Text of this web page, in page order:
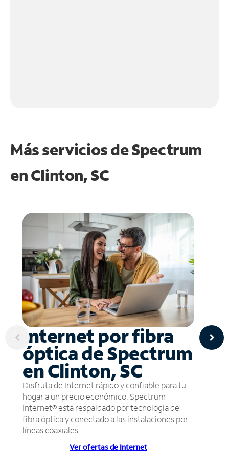
Más servicios de Spectrum
enClinton, SC
Internet por fibra
óptica de Spectrum
en Clinton, SC
Disfruta de Internet rápido y confiable para tu
hogar a un precio económico. Spectrum
Internet® está respaldado por tecnología de
fibra óptica y conectado a las instalaciones por
líneas coaxiales.
Ver ofertas de Internet